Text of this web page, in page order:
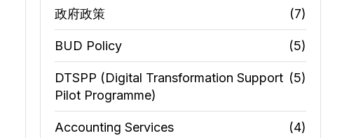
政府政策 (7)
BUD Policy (5)
DTSPP (Digital Transformation Support
Pilot Programme)
(5)
Accounting Services (4)